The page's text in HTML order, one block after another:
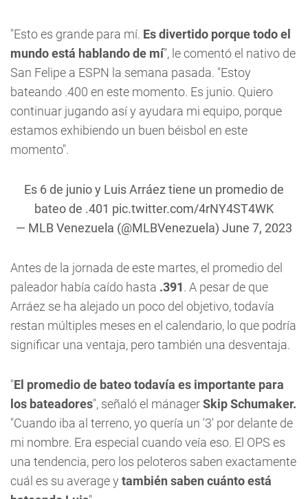
"Esto es grande para mí. Es divertido porque todo el
mundo está hablando de mí", le comentó el nativo de
San Felipe a ESPN la semana pasada. "Estoy
bateando .400 en este momento. Es junio. Quiero
continuar jugando así y ayudara mi equipo, porque
estamos exhibiendo un buen béisbol en este
momento".
Es 6 de junio y Luis Arráez tiene un promedio de
bateo de .401 pic.twitter.com/4rNY4ST4WK
— MLB Venezuela (@MLBVenezuela) June 7, 2023
Antes de la jornada de este martes, el promedio del
paleador había caído hasta .391. A pesar de que
Arráez se ha alejado un poco del objetivo, todavía
restan múltiples meses en el calendario, lo que podría
significar una ventaja, pero también una desventaja.
"El promedio de bateo todavía es importante para
los bateadores", señaló el mánagerSkip Schumaker.
"Cuando iba al terreno, yo quería un '3' por delante de
mi nombre. Era especial cuando veía eso. El OPS es
una tendencia, pero los peloteros saben exactamente
cuál es su average y también saben cuánto está